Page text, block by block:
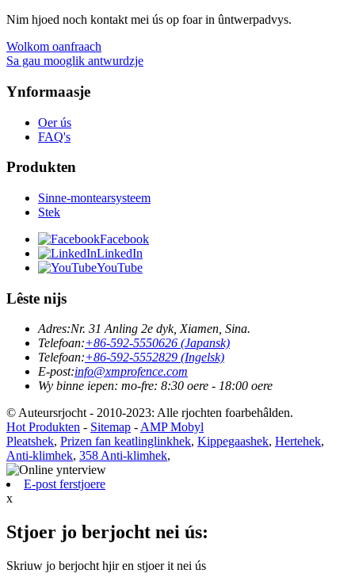
Nim hjoed noch kontakt mei ús op foar in ûntwerpadvys.
Wolkom oanfraach
Sa gau mooglik antwurdzje
Ynformaasje
Oer ús
FAQ's
Produkten
Sinne-montearsysteem
Stek
Facebook
LinkedIn
YouTube
Lêste nijs
Adres:Nr. 31 Anling 2e dyk, Xiamen, Sina.
Telefoan:+86-592-5550626 (Japansk)
Telefoan:+86-592-5552829 (Ingelsk)
E-post:info@xmprofence.com
Wy binne iepen: mo-fre: 8:30 oere - 18:00 oere
© Auteursrjocht - 2010-2023: Alle rjochten foarbehâlden.
Hot Produkten - Sitemap -AMP Mobyl
Pleatshek, Prizen fan keatlinglinkhek, Kippegaashek, Hertehek,
Anti-klimhek, 358 Anti-klimhek,
E-post ferstjoere
x
Stjoer jo berjocht nei ús:
Skriuw jo berjocht hjir en stjoer it nei ús